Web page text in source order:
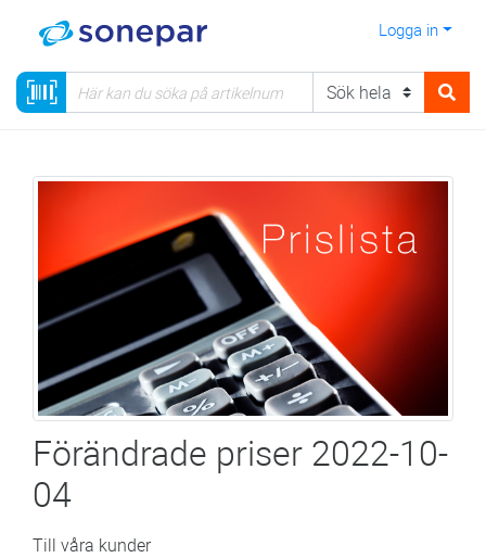
Logga in
Förändrade priser 2022-10-
04
Till våra kunder